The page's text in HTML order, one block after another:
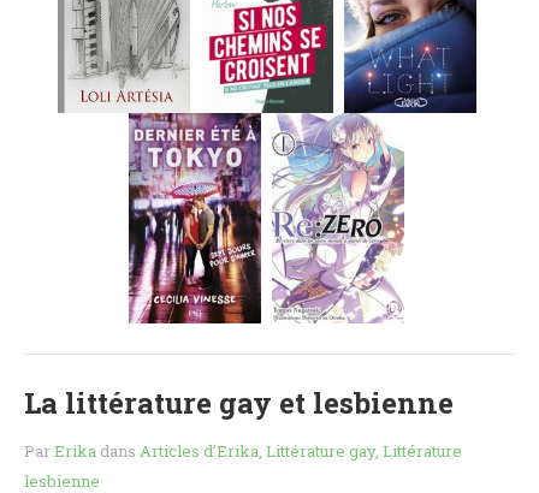
MES ARTICLES
MARION
MES FUTURES
LECTURES
MES CRITIQUES
MES ARTICLES
MES FUTURES
LECTURES
MES CRITIQUES
STEVEN
LECTURES
La littérature gay et lesbienne
ParErika dans Articles d'Erika, Littérature gay, Littérature
lesbienne